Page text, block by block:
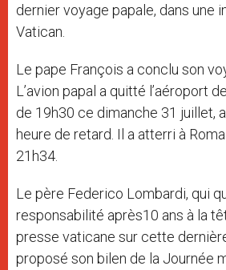
dernier voyage papale, dans une
Vatican.
Le pape François a conclu son
L’avion papal a quitté l’aéroport
de 19h30 ce dimanche 31 juillet,
heure de retard. Il a atterri à
21h34.
Le père Federico Lombardi, qui
responsabilité après10 ans à la
presse vaticane sur cette
proposé son bilen de la Journée